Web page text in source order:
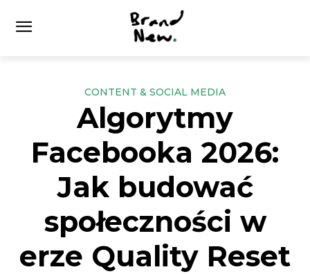
CONTENT & SOCIAL MEDIA
Algorytmy
Facebooka 2026:
Jak budować
społeczności w
erze Quality Reset